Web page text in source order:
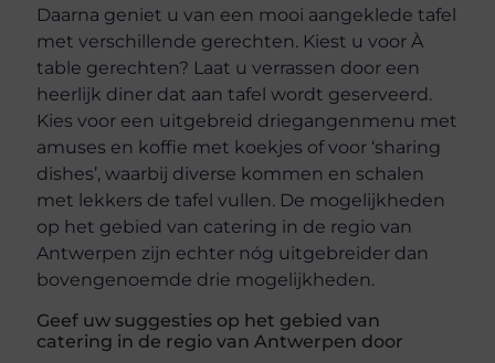
Daarna geniet u van een mooi aangeklede tafel
met verschillende gerechten. Kiest u voor À
table gerechten? Laat u verrassen door een
heerlijk diner dat aan tafel wordt geserveerd.
Kies voor een uitgebreid driegangenmenu met
amuses en koffie met koekjes of voor ‘sharing
dishes’, waarbij diverse kommen en schalen
met lekkers de tafel vullen. De mogelijkheden
op het gebied van catering in de regio van
Antwerpen zijn echter nóg uitgebreider dan
bovengenoemde drie mogelijkheden.
Geef uw suggesties op het gebied van
catering in de regio van Antwerpen door